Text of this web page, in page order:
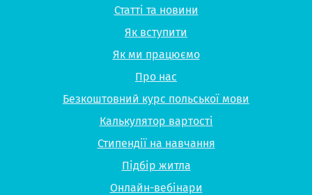
Статті та новини
Як вступити
Як ми працюємо
Про нас
Безкоштовний курс польської мови
Калькулятор вартості
Стипендії на навчання
Підбір житла
Онлайн-вебінари